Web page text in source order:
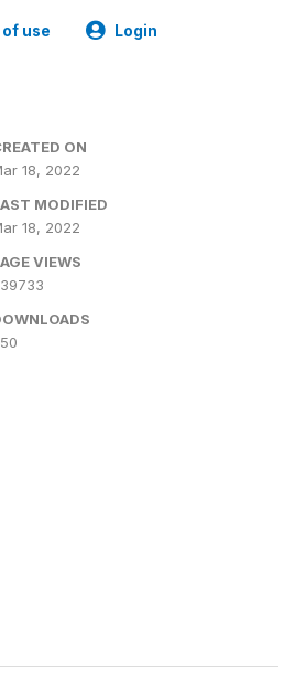
of use Login
ON
18, 2022
MODIFIED
18, 2022
VIEWS